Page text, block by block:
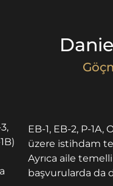
EB-1, EB-2, P-
üzere istihdam
Ayrıca aile
başvurularda da